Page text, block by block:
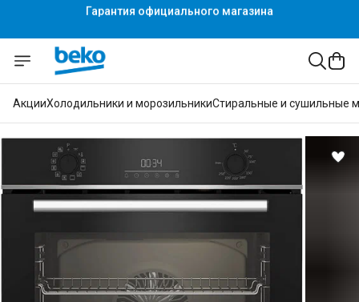
Гарантия официального магазина
АкцииХолодильники и морозильникиСтиральные и сушильные